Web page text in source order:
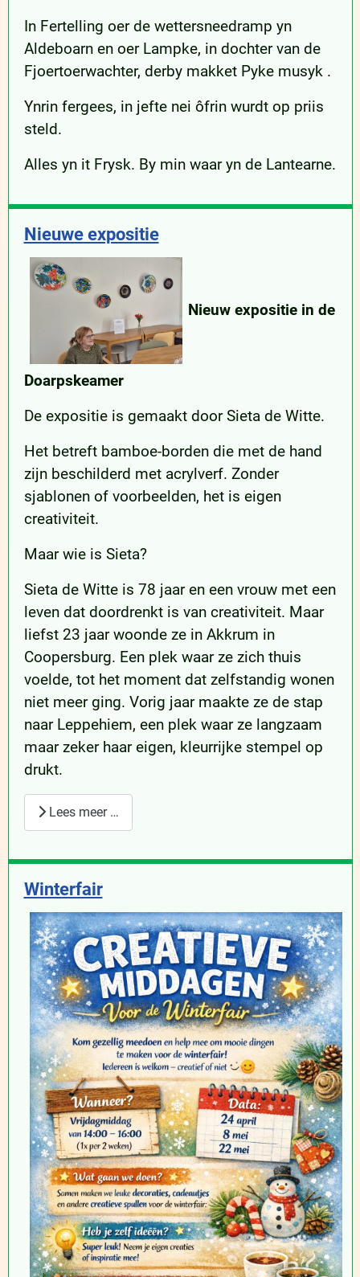
In Fertelling oer de wettersneedramp yn
Aldeboarn en oer Lampke, in dochter van de
Fjoertoerwachter, derby makket Pyke musyk .
Ynrin fergees, in jefte nei ôfrin wurdt op priis
steld.
Alles yn it Frysk. By min waar yn de Lantearne.
Nieuwe expositie
Nieuw expositie in de
Doarpskeamer
De expositie is gemaakt door Sieta de Witte.
Het betreft bamboe-borden die met de hand
zijn beschilderd met acrylverf. Zonder
sjablonen of voorbeelden, het is eigen
creativiteit.
Maar wie is Sieta?
Sieta de Witte is 78 jaar en een vrouw met een
leven dat doordrenkt is van creativiteit. Maar
liefst 23 jaar woonde ze in Akkrum in
Coopersburg. Een plek waar ze zich thuis
voelde, tot het moment dat zelfstandig wonen
niet meer ging. Vorig jaar maakte ze de stap
naar Leppehiem, een plek waar ze langzaam
maar zeker haar eigen, kleurrijke stempel op
drukt.
Lees meer …
Winterfair